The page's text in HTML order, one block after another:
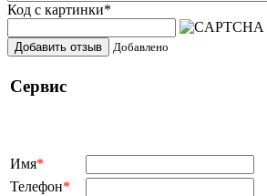
Код с картинки*
Добавить отзыв Добавлено
Сервис
Имя*
Телефон*